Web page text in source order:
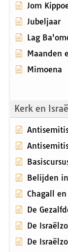
Jom
Jubeljaar
Lag
Maanden
Mimoena
Kerk en Israël
Belijden
Chagall
De
De
De